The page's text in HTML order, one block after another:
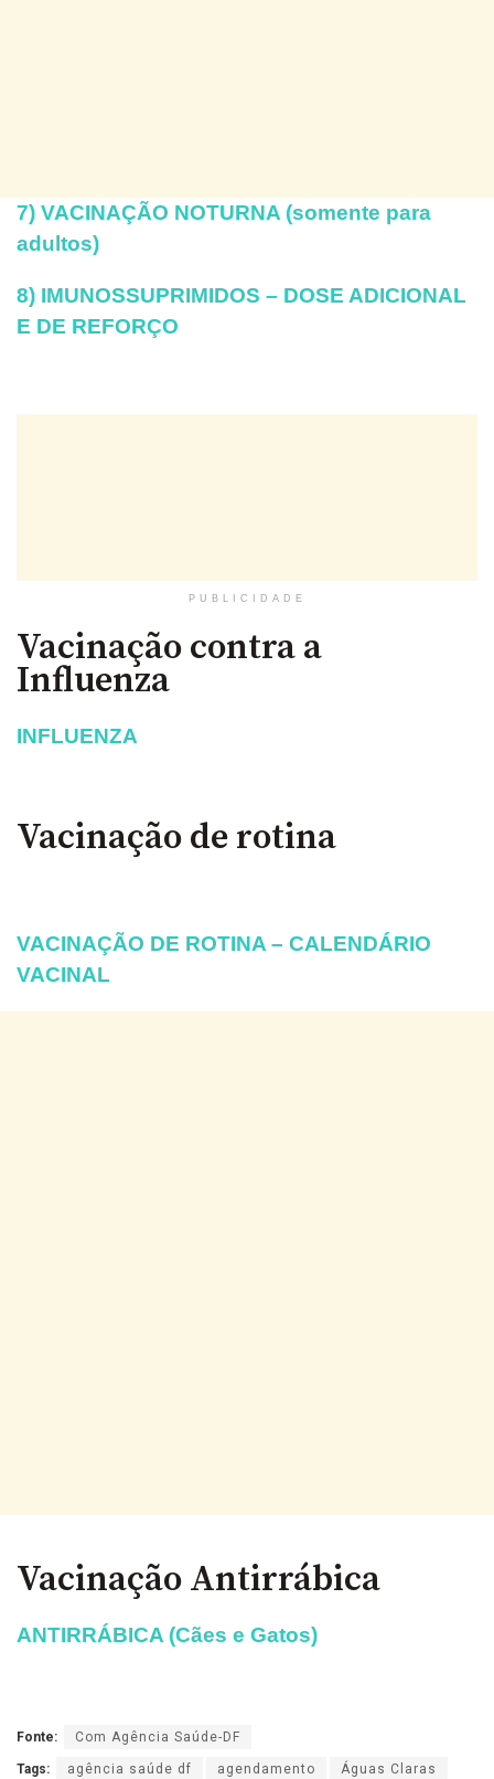
7) VACINAÇÃO NOTURNA (somente para
adultos)
8) IMUNOSSUPRIMIDOS – DOSE ADICIONAL
E DE REFORÇO
PUBLICIDADE
Vacinação contra a
Influenza
INFLUENZA
Vacinação de rotina
VACINAÇÃO DE ROTINA – CALENDÁRIO
VACINAL
Vacinação Antirrábica
ANTIRRÁBICA (Cães e Gatos)
Fonte: Com Agência Saúde-DF
Tags: agência saúde df agendamento Águas Claras